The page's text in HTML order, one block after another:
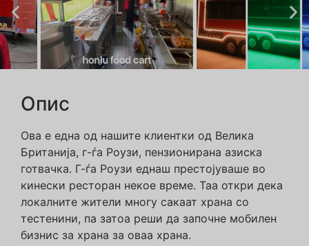
Опис
Ова е една од нашите клиентки од Велика
Британија, г-ѓа Роузи, пензионирана азиска
готвачка. Г-ѓа Роузи еднаш престојуваше во
кинески ресторан некое време. Таа откри дека
локалните жители многу сакаат храна со
тестенини, па затоа реши да започне мобилен
бизнис за храна за оваа храна.